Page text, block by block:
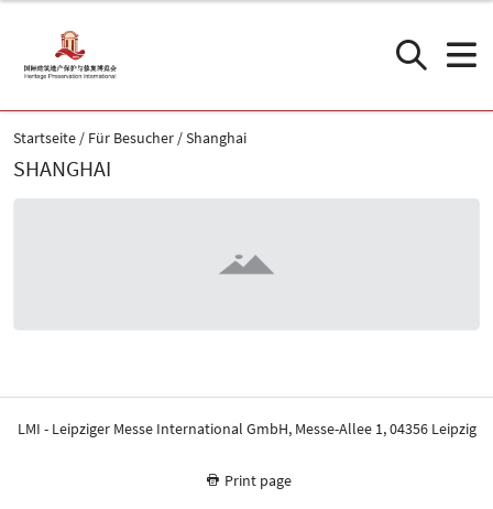
Startseite Für Besucher Shanghai
SHANGHAI
LMI - Leipziger Messe International GmbH, Messe-Allee 1, 04356 Leipzig
Print page